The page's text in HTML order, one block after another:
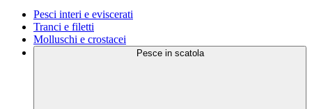
Pesci interi e eviscerati
Tranci e filetti
Molluschi e crostacei
Pesce in scatola